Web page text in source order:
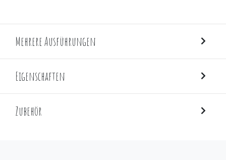
Mehrere Ausführungen
Eigenschaften
Zubehör